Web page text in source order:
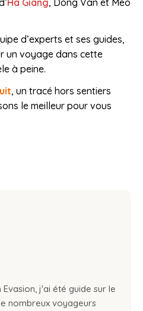
Ha Giang, Dong Van et Meo
d’experts et ses guides,
un voyage dans cette
à peine.
, un tracé hors sentiers
le meilleur pour vous
j'ai été guide sur le
nombreux voyageurs